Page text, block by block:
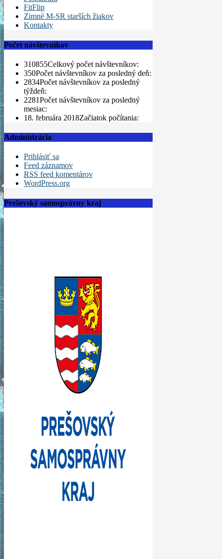
FitFlip
Zimné M-SR starších žiakov
Kontakty
Počet návštevníkov
310855Celkový počet návštevníkov:
350Počet návštevníkov za posledný deň:
2834Počet návštevníkov za posledný
týždeň:
2281Počet návštevníkov za posledný
mesiac:
18. februára 2018Začiatok počítania:
Administrácia
Prihlásiť sa
Feed záznamov
RSS feed komentárov
WordPress.org
Prešovský samosprávny kraj